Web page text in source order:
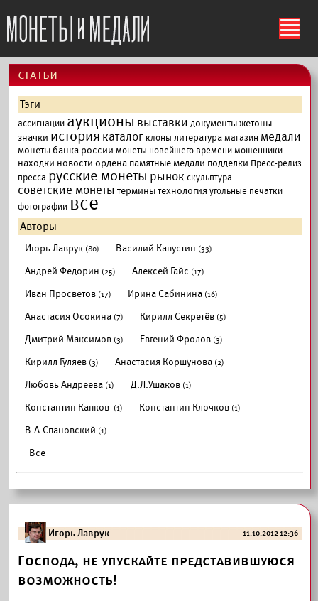
ś
cтатьи
Тэги
ассигнации аукционы выставки документыжетоны
значки история каталог клоны литературамагазин медали
монеты банка россии монеты новейшего временимошенники
находки новости ордена памятные медали подделки Пресс-релиз
пресса русские монеты рынок скульптура
советские монеты терминытехнология угольные печатки
фотографии все
Авторы
Игорь Лаврук (80) Василий Капустин (33)
Андрей Федорин (25) Алексей Гайс (17)
Иван Просветов (17) Ирина Сабинина (16)
Анастасия Осокина (7) Кирилл Секретёв (5)
Дмитрий Максимов (3) Евгений Фролов (3)
Кирилл Гуляев (3) Анастасия Коршунова (2)
Любовь Андреева (1) Д.Л.Ушаков (1)
Константин Капков (1) Константин Клочков (1)
В.А.Спановский (1)
Все
Игорь Лаврук 11.10.2012 12:36
Господа, не упускайте представившуюся
возможность!